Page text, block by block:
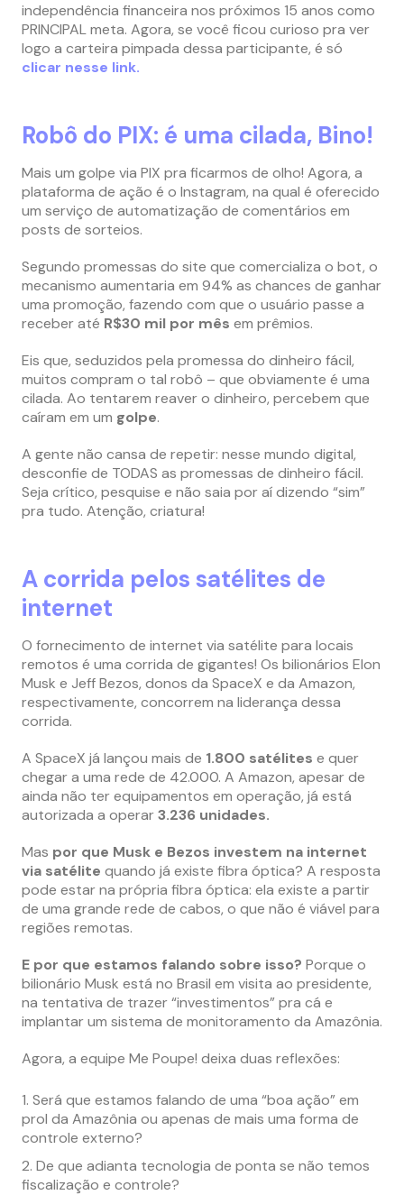
independência financeira nos próximos 15 anos como
PRINCIPAL meta. Agora, se você ficou curioso pra ver
logo a carteira pimpada dessa participante, é só
clicar nesse link.
Robô do PIX: é uma cilada, Bino!
Mais um golpe via PIX pra ficarmos de olho! Agora, a
plataforma de ação é o Instagram, na qual é oferecido
um serviço de automatização de comentários em
posts de sorteios.
Segundo promessas do site que comercializa o bot, o
mecanismo aumentaria em 94% as chances de ganhar
uma promoção, fazendo com que o usuário passe a
receber até R$30 mil por mês em prêmios.
Eis que, seduzidos pela promessa do dinheiro fácil,
muitos compram o tal robô – que obviamente é uma
cilada. Ao tentarem reaver o dinheiro, percebem que
caíram em um golpe.
A gente não cansa de repetir: nesse mundo digital,
desconfie de TODAS as promessas de dinheiro fácil.
Seja crítico, pesquise e não saia por aí dizendo “sim”
pra tudo. Atenção, criatura!
A corrida pelos satélites de
internet
O fornecimento de internet via satélite para locais
remotos é uma corrida de gigantes! Os bilionários Elon
Musk e Jeff Bezos, donos da SpaceX e da Amazon,
respectivamente, concorrem na liderança dessa
corrida.
A SpaceX já lançou mais de 1.800 satélites e quer
chegar a uma rede de 42.000. A Amazon, apesar de
ainda não ter equipamentos em operação, já está
autorizada a operar3.236 unidades.
Mas por que Musk e Bezos investem na internet
via satélite quando já existe fibra óptica? A resposta
pode estar na própria fibra óptica: ela existe a partir
de uma grande rede de cabos, o que não é viável para
regiões remotas.
E por que estamos falando sobre isso? Porque o
bilionário Musk está no Brasil em visita ao presidente,
na tentativa de trazer “investimentos” pra cá e
implantar um sistema de monitoramento da Amazônia.
Agora, a equipe Me Poupe! deixa duas reflexões:
Será que estamos falando de uma “boa ação” em
prol da Amazônia ou apenas de mais uma forma de
controle externo?
De que adianta tecnologia de ponta se não temos
fiscalização e controle?